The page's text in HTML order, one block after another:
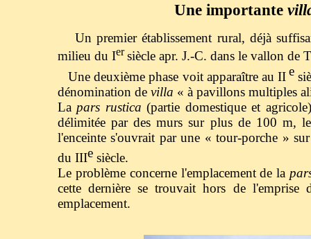
Une importante
Un premier établissement rural, déjà
milieu du Iersiècle apr. J.-C. dans le vallon de
Une deuxième phase voit apparaître au IIe
dénomination de villa « à pavillons multiples
La pars rustica(partie domestique et agricole)
délimitée par des murs sur plus de 100 m,
l'enceinte s'ouvrait par une « tour-porche »
du IIIe siècle.
Le problème concerne l'emplacement de la
cette dernière se trouvait hors de
emplacement.